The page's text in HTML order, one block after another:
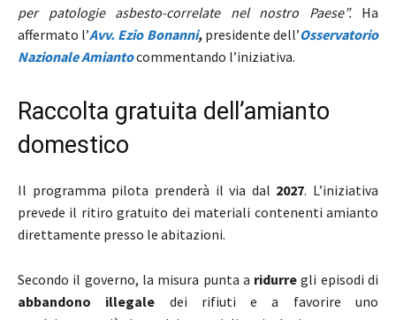
per patologie asbesto-correlate nel nostro Paese”.Ha
affermato l’Avv. Ezio Bonanni,presidente dell’Osservatorio
Nazionale Amiantocommentando l’iniziativa.
Raccolta gratuita dell’amianto
domestico
Il programma pilota prenderà il via dal 2027. L’iniziativa
prevede il ritiro gratuito dei materiali contenenti amianto
direttamente presso le abitazioni.
Secondo il governo, la misura punta a ridurre gli episodi di
abbandono illegale dei rifiuti e a favorire uno